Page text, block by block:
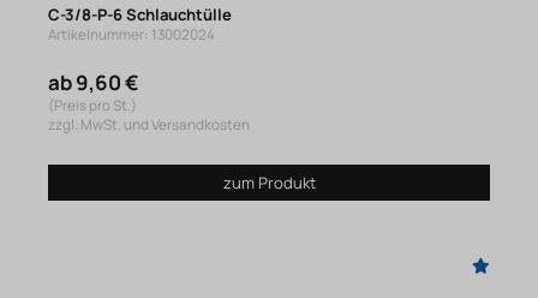
C-3/8-P-6 Schlauchtülle
Artikelnummer: 13002024
ab 9,60 €
(Preis pro St.)
zzgl. MwSt. und Versandkosten
zum Produkt